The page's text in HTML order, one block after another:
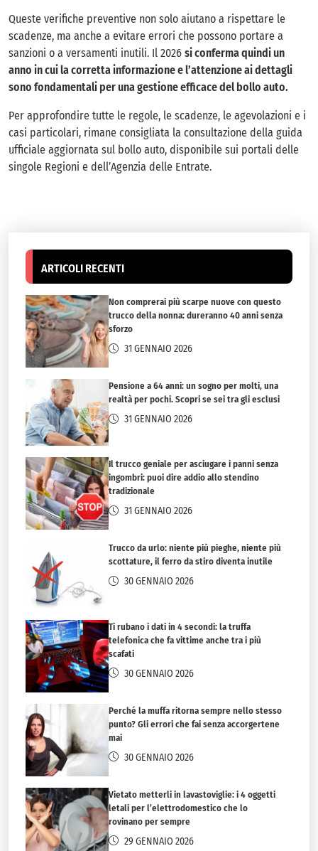
Queste verifiche preventive non solo aiutano a rispettare le
scadenze, ma anche a evitare errori che possono portare a
sanzioni o a versamenti inutili. Il 2026 si conferma quindi un
anno in cui la corretta informazione e l’attenzione ai dettagli
sono fondamentali per una gestione efficace del bollo auto.
Per approfondire tutte le regole, le scadenze, le agevolazioni e i
casi particolari, rimane consigliata la consultazione della guida
ufficiale aggiornata sul bollo auto, disponibile sui portali delle
singole Regioni e dell’Agenzia delle Entrate.
ARTICOLI RECENTI
Non comprerai più scarpe nuove con questo
trucco della nonna: dureranno 40 anni senza
sforzo
31 GENNAIO 2026
Pensione a 64 anni: un sogno per molti, una
realtà per pochi. Scopri se sei tra gli esclusi
31 GENNAIO 2026
Il trucco geniale per asciugare i panni senza
ingombri: puoi dire addio allo stendino
tradizionale
31 GENNAIO 2026
Trucco da urlo: niente più pieghe, niente più
scottature, il ferro da stiro diventa inutile
30 GENNAIO 2026
Ti rubano i dati in 4 secondi: la truffa
telefonica che fa vittime anche tra i più
scafati
30 GENNAIO 2026
Perché la muffa ritorna sempre nello stesso
punto? Gli errori che fai senza accorgertene
mai
30 GENNAIO 2026
Vietato metterli in lavastoviglie: i 4 oggetti
letali per l’elettrodomestico che lo
rovinano per sempre
29 GENNAIO 2026